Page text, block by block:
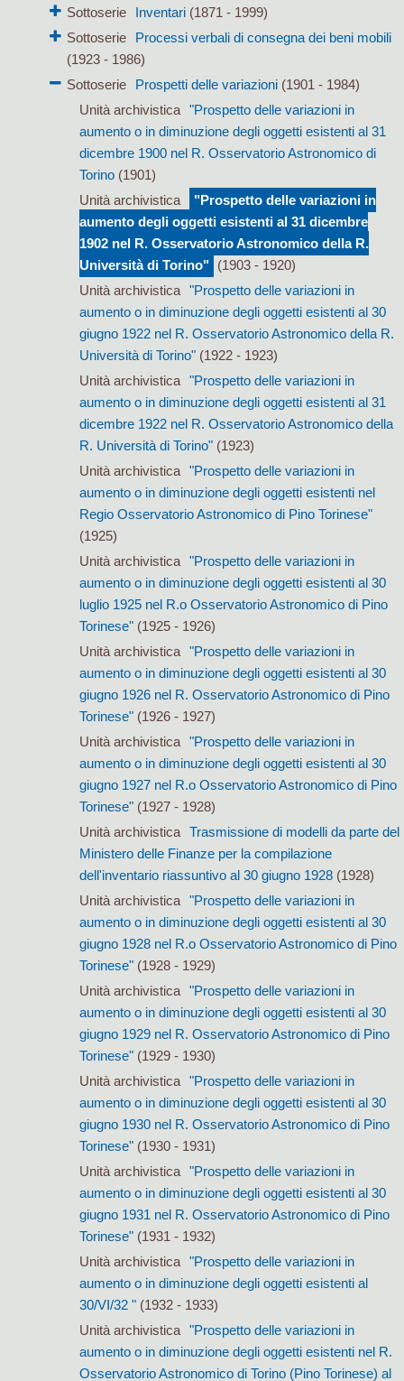
Sottoserie
Inventari (1871 - 1999)
Sottoserie
Processi verbali di consegna dei beni mobili
(1923 - 1986)
Sottoserie
Prospetti delle variazioni (1901 - 1984)
Unità archivistica
"Prospetto delle variazioni in
aumento o in diminuzione degli oggetti esistenti al 31
dicembre 1900 nel R. Osservatorio Astronomico di
Torino(1901)
Unità archivistica
"Prospetto delle variazioni in
aumento degli oggetti esistenti al 31 dicembre
1902 nel R. Osservatorio Astronomico della R.
Università di Torino"
(1903 - 1920)
Unità archivistica
"Prospetto delle variazioni in
aumento o in diminuzione degli oggetti esistenti al 30
giugno 1922 nel R. Osservatorio Astronomico della R.
Università di Torino"(1922 - 1923)
Unità archivistica
"Prospetto delle variazioni in
aumento o in diminuzione degli oggetti esistenti al 31
dicembre 1922 nel R. Osservatorio Astronomico della
R. Università di Torino"(1923)
Unità archivistica
"Prospetto delle variazioni in
aumento o in diminuzione degli oggetti esistenti nel
Regio Osservatorio Astronomico di Pino Torinese"
(1925)
Unità archivistica
"Prospetto delle variazioni in
aumento o in diminuzione degli oggetti esistenti al 30
luglio 1925 nel R.o Osservatorio Astronomico di Pino
Torinese"(1925 - 1926)
Unità archivistica
"Prospetto delle variazioni in
aumento o in diminuzione degli oggetti esistenti al 30
giugno 1926 nel R. Osservatorio Astronomico di Pino
Torinese"(1926 - 1927)
Unità archivistica
"Prospetto delle variazioni in
aumento o in diminuzione degli oggetti esistenti al 30
giugno 1927 nel R.o Osservatorio Astronomico di Pino
Torinese"(1927 - 1928)
Unità archivistica
Trasmissione di modelli da parte del
Ministero delle Finanze per la compilazione
dell'inventario riassuntivo al 30 giugno 1928(1928)
Unità archivistica
"Prospetto delle variazioni in
aumento o in diminuzione degli oggetti esistenti al 30
giugno 1928 nel R.o Osservatorio Astronomico di Pino
Torinese"(1928 - 1929)
Unità archivistica
"Prospetto delle variazioni in
aumento o in diminuzione degli oggetti esistenti al 30
giugno 1929 nel R. Osservatorio Astronomico di Pino
Torinese"(1929 - 1930)
Unità archivistica
"Prospetto delle variazioni in
aumento o in diminuzione degli oggetti esistenti al 30
giugno 1930 nel R. Osservatorio Astronomico di Pino
Torinese"(1930 - 1931)
Unità archivistica
"Prospetto delle variazioni in
aumento o in diminuzione degli oggetti esistenti al 30
giugno 1931 nel R. Osservatorio Astronomico di Pino
Torinese"(1931 - 1932)
Unità archivistica
"Prospetto delle variazioni in
aumento o in diminuzione degli oggetti esistenti al
30/VI/32 "(1932 - 1933)
Unità archivistica
"Prospetto delle variazioni in
aumento o in diminuzione degli oggetti esistenti nel R.
Osservatorio Astronomico di Torino (Pino Torinese) al